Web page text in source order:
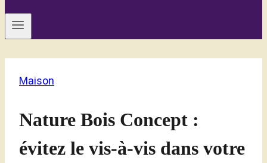
Maison
Nature Bois Concept :
évitez le vis-à-vis dans votre